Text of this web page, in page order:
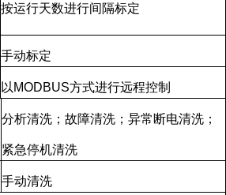
按运行天数进行间隔标定
手动标定
以 MODBUS方式进行远程控制
分析清洗；故障清洗；异常断电清洗；
紧急停机清洗
手动清洗